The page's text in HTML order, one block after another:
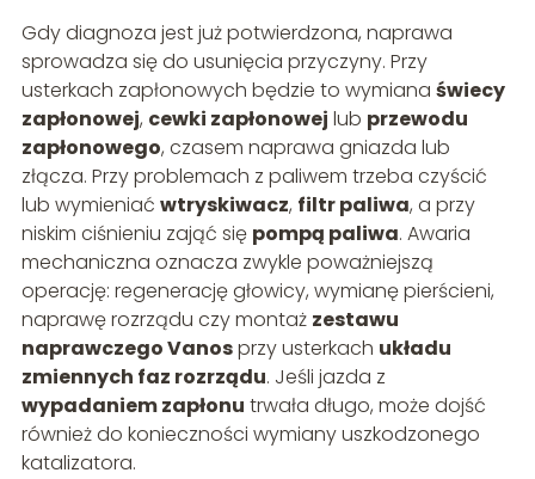
Gdy diagnoza jest już potwierdzona, naprawa
sprowadza się do usunięcia przyczyny. Przy
usterkach zapłonowych będzie to wymiana świecy
zapłonowej, cewki zapłonowej lub przewodu
zapłonowego, czasem naprawa gniazda lub
złącza. Przy problemach z paliwem trzeba czyścić
lub wymieniać wtryskiwacz, filtr paliwa, a przy
niskim ciśnieniu zająć się pompą paliwa. Awaria
mechaniczna oznacza zwykle poważniejszą
operację: regenerację głowicy, wymianę pierścieni,
naprawę rozrządu czy montaż zestawu
naprawczego Vanosprzy usterkach układu
zmiennych faz rozrządu. Jeśli jazda z
wypadaniem zapłonu trwała długo, może dojść
również do konieczności wymiany uszkodzonego
katalizatora.